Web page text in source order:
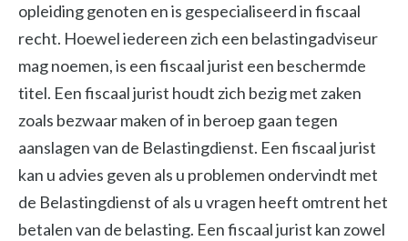
opleiding genoten en is gespecialiseerd in fiscaal
recht. Hoewel iedereen zich een belastingadviseur
mag noemen, is een fiscaal jurist een beschermde
titel. Een fiscaal jurist houdt zich bezig met zaken
zoals bezwaar maken of in beroep gaan tegen
aanslagen van de Belastingdienst. Een fiscaal jurist
kan u advies geven als u problemen ondervindt met
de Belastingdienst of als u vragen heeft omtrent het
betalen van de belasting. Een fiscaal jurist kan zowel